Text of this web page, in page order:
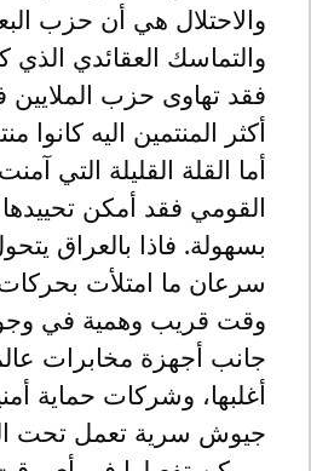
والاحتلال هي أن حزب
والتماسك العقائدي الذي
فقد تهاوى حزب الملايين
أكثر المنتمين اليه كانوا
أما القلة القليلة التي
القومي فقد أمكن
بسهولة. فاذا بالعراق
سرعان ما امتلأت
وقت قريب وهمية في
جانب أجهزة مخابرات
أغلبها، وشركات حماية
جيوش سرية تعمل تحت